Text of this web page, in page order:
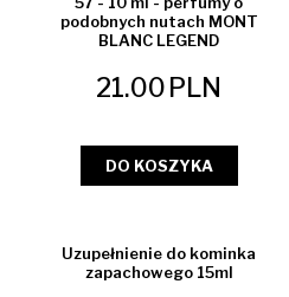
podobnych nutach MONT
BLANC LEGEND
21.00PLN
DO KOSZYKA
Uzupełnienie do kominka
zapachowego 15ml